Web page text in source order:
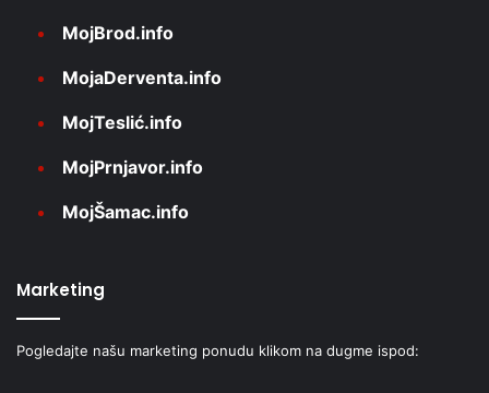
MojBrod.info
MojaDerventa.info
MojTeslić.info
MojPrnjavor.info
MojŠamac.info
Marketing
Pogledajte našu marketing ponudu klikom na dugme ispod: